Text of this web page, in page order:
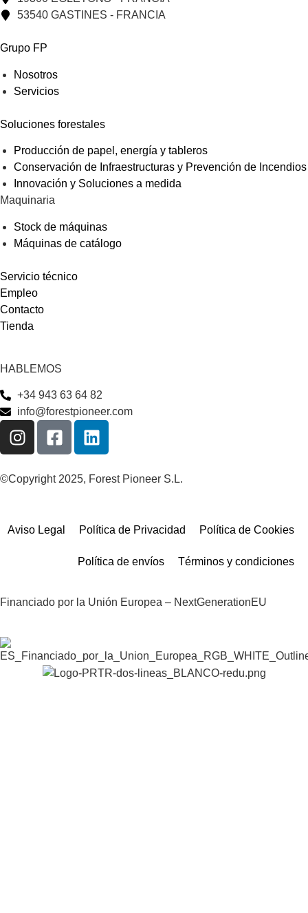
53540 GASTINES - FRANCIA
Grupo FP
Nosotros
Servicios
Soluciones forestales
Producción de papel, energía y tableros
Conservación de Infraestructuras y Prevención de Incendios
Innovación y Soluciones a medida
Maquinaria
Stock de máquinas
Máquinas de catálogo
Servicio técnico
Empleo
Contacto
Tienda
HABLEMOS
+34 943 63 64 82
info@forestpioneer.com
©Copyright 2025, Forest Pioneer S.L.
Aviso Legal Política de Privacidad Política de Cookies
Política de envíos Términos y condiciones
Financiado por la Unión Europea – NextGenerationEU